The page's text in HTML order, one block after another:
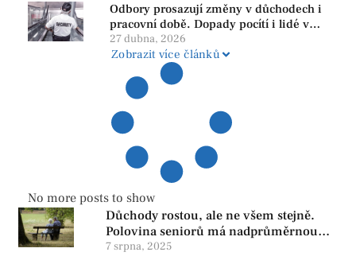
Odbory prosazují změny v důchodech i
pracovní době. Dopady pocítí i lidé v
našem regionu
27 dubna, 2026
Zobrazit více článků
No more posts to show
Důchody rostou, ale ne všem stejně.
Polovina seniorů má nadprůměrnou
penzi, tisíce však žijí pod hranicí
7 srpna, 2025